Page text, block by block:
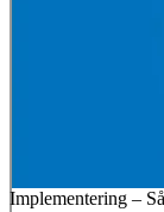
Implementering –